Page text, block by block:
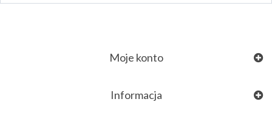
Moje konto
Informacja